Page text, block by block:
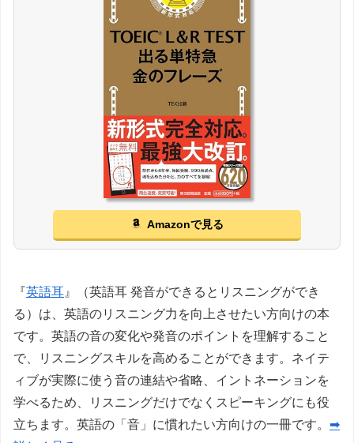
Amazonで見る
『英語耳 』（英語耳 発音ができるとリスニングができ
る）は、英語のリスニング力を向上させたい方向けの本
です。英語の音の変化や発音のポイントを理解すること
で、リスニングスキルを高めることができます。ネイテ
ィブが実際に使う音の連結や省略、イントネーションを
学べるため、リスニングだけでなくスピーキングにも役
立ちます。英語の「音」に慣れたい方向けの一冊です。 ➡